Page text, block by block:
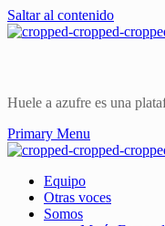
Saltar al contenido
Huele a azufre es una
Primary Menu
Equipo
Otras voces
Somos